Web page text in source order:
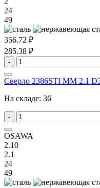
24
49
356.72 ₽
285.38 ₽
-
Сверло 2386STI MM 2.1
На складе: 36
-
OSAWA
2.10
2.1
24
49